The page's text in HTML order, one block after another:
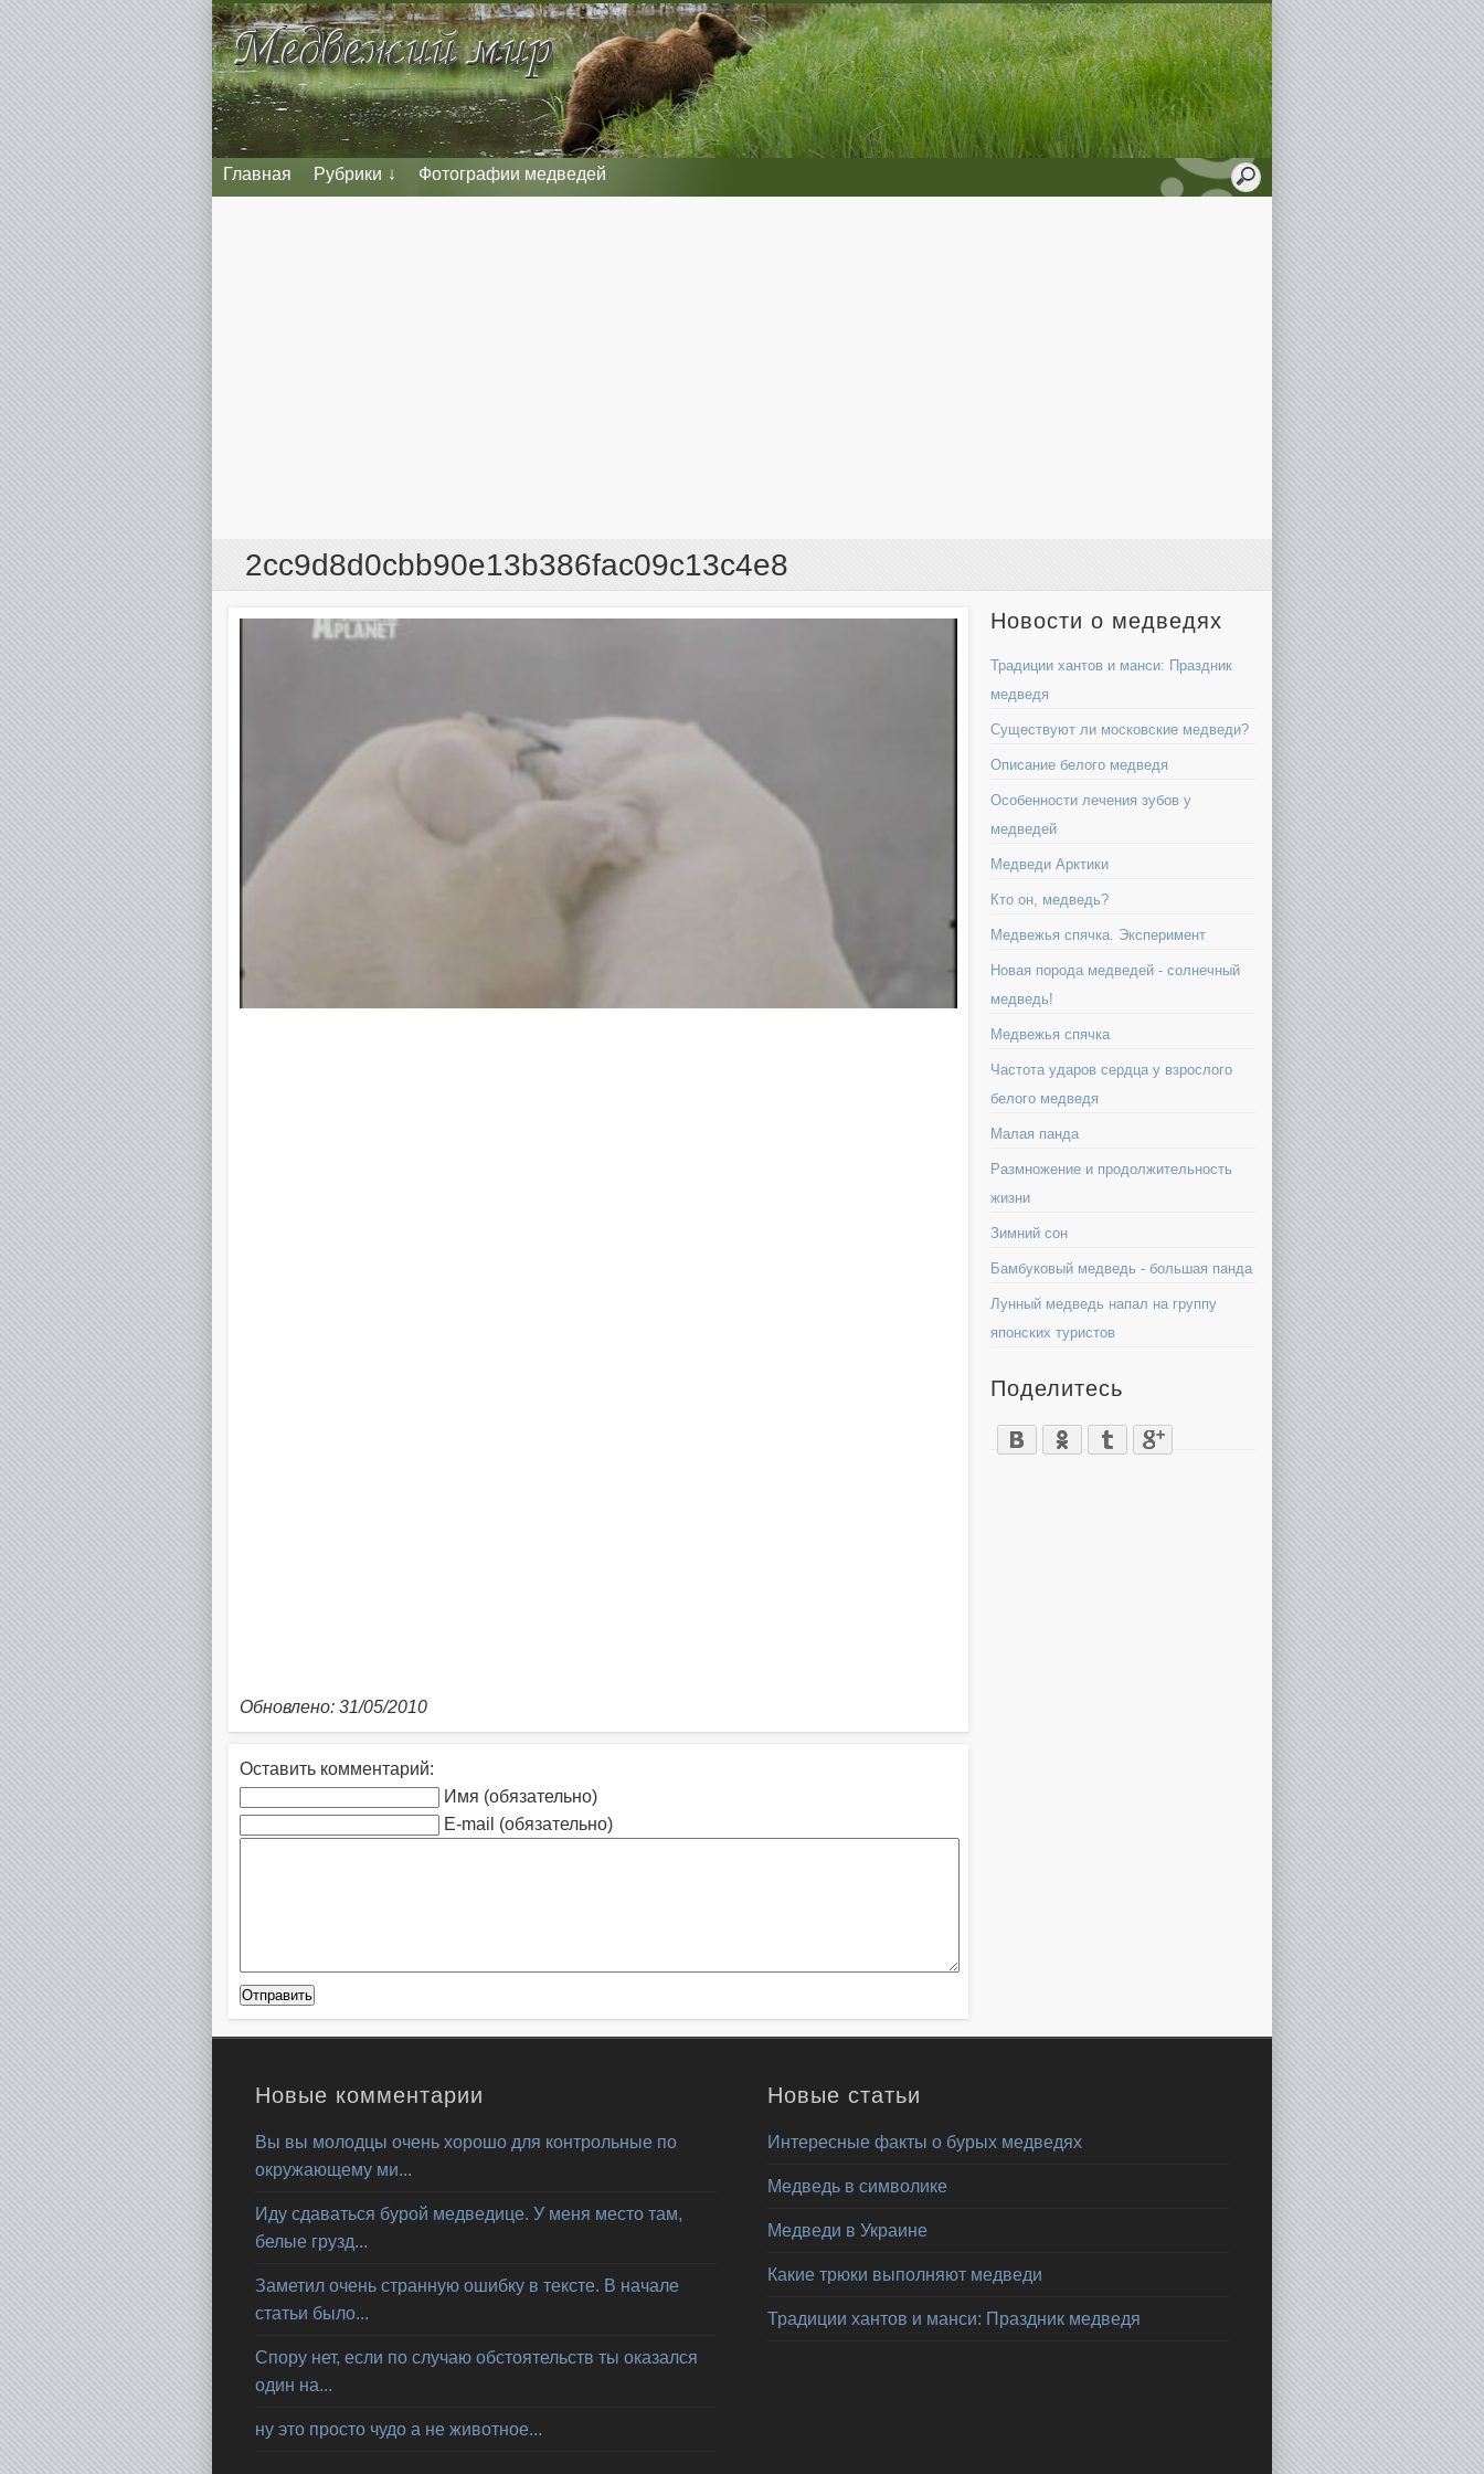
Главная Рубрики Фотографии медведей
2cc9d8d0cbb90e13b386fac09c13c4e8
Обновлено: 31/05/2010
Оставить комментарий:
Имя (обязательно)
E-mail (обязательно)
Новости о медведях
Традиции хантов и манси: Праздник
медведя
Существуют ли московские медведи?
Описание белого медведя
Особенности лечения зубов у
медведей
Медведи Арктики
Кто он, медведь?
Медвежья спячка. Эксперимент
Новая порода медведей - солнечный
медведь!
Медвежья спячка
Частота ударов сердца у взрослого
белого медведя
Малая панда
Размножение и продолжительность
жизни
Зимний сон
Бамбуковый медведь - большая панда
Лунный медведь напал на группу
японских туристов
Поделитесь
Новые комментарии
Вы вы молодцы очень хорошо для контрольные по
окружающему ми...
Иду сдаваться бурой медведице. У меня место там,
белые грузд...
Заметил очень странную ошибку в тексте. В начале
статьи было...
Спору нет, если по случаю обстоятельств ты оказался
один на...
ну это просто чудо а не животное...
Новые статьи
Интересные факты о бурых медведях
Медведь в символике
Медведи в Украине
Какие трюки выполняют медведи
Традиции хантов и манси: Праздник медведя